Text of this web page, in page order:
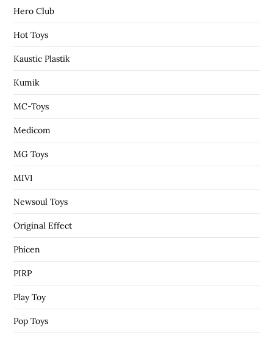
Hero Club
Hot Toys
Kaustic Plastik
Kumik
MC-Toys
Medicom
MG Toys
MIVI
Newsoul Toys
Original Effect
Phicen
PIRP
Play Toy
Pop Toys